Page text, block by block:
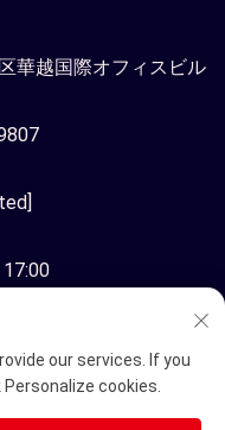
華越国際オフィスビル
17:00
our services. If you
cookies.